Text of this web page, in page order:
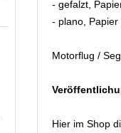
- gefalzt,
- plano, Papier
Motorflug /
Hier im Shop